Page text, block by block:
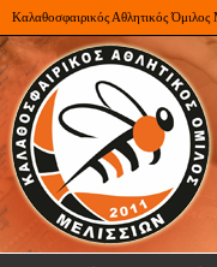
Καλαθοσφαιρικός Αθλητικός